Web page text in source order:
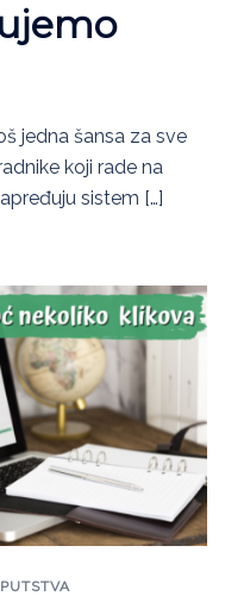
jedna šansa za sve
koji rade na
sistem […]